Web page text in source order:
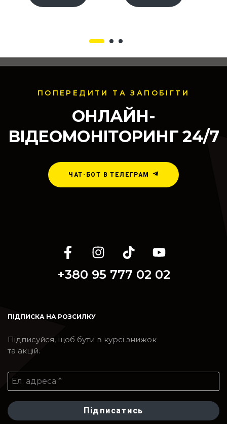
ПОПЕРЕДИТИ ТА ЗАПОБІГТИ
ОНЛАЙН-
ВІДЕОМОНІТОРИНГ 24/7
ЧАТ-БОТ В ТЕЛЕГРАМ
+380 95 777 02 02
ПІДПИСКА НА РОЗСИЛКУ
Підписуйся, щоб бути в курсі знижок
та акцій.